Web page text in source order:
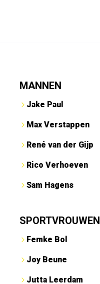
MANNEN
Jake Paul
Max Verstappen
René van der Gijp
Rico Verhoeven
Sam Hagens
SPORTVROUWEN
Femke Bol
Joy Beune
Jutta Leerdam